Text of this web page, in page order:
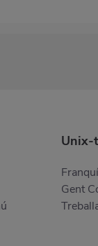
Unix-
Gent